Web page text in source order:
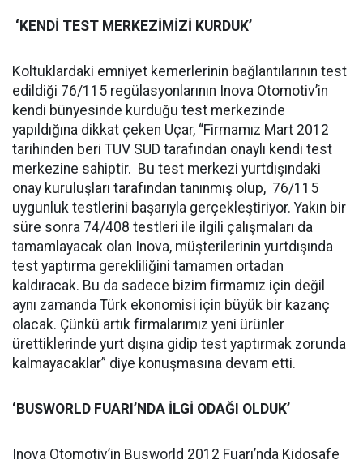
‘KENDİ TEST MERKEZİMİZİ KURDUK’
Koltuklardaki emniyet kemerlerinin bağlantılarının test
edildiği 76/115 regülasyonlarının Inova Otomotiv’in
kendi bünyesinde kurduğu test merkezinde
yapıldığına dikkat çeken Uçar, “Firmamız Mart 2012
tarihinden beri TUV SUD tarafından onaylı kendi test
merkezine sahiptir. Bu test merkezi yurtdışındaki
onay kuruluşları tarafından tanınmış olup, 76/115
uygunluk testlerini başarıyla gerçekleştiriyor. Yakın bir
süre sonra 74/408 testleri ile ilgili çalışmaları da
tamamlayacak olan Inova, müşterilerinin yurtdışında
test yaptırma gerekliliğini tamamen ortadan
kaldıracak. Bu da sadece bizim firmamız için değil
aynı zamanda Türk ekonomisi için büyük bir kazanç
olacak. Çünkü artık firmalarımız yeni ürünler
ürettiklerinde yurt dışına gidip test yaptırmak zorunda
kalmayacaklar” diye konuşmasına devam etti.
‘BUSWORLD FUARI’NDA İLGİ ODAĞI OLDUK’
Inova Otomotiv’in Busworld 2012 Fuarı’nda Kidosafe